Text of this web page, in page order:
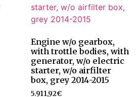
Engine w/o gearbox,
with trottle bodies, with
generator, w/o electric
starter, w/o airfilter
box, grey 2014-2015
5.911,92€